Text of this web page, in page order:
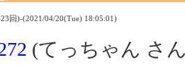
回)-(2021/04/20(Tue) 18:05:01)
(てっちゃん さ